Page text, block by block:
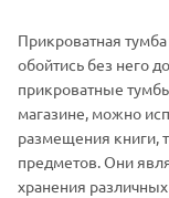
Прикроватная
обойтись без него
прикроватные
магазине, можно
размещения книги,
предметов. Они
хранения